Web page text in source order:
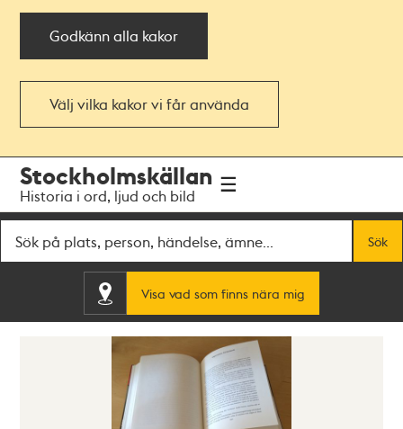
Godkänn alla kakor
Välj vilka kakor vi får använda
navigationen
huvudinnehållet
Stockholmskällan
Historia i ord, ljud och bild
Sök
Visa vad som finns nära mig